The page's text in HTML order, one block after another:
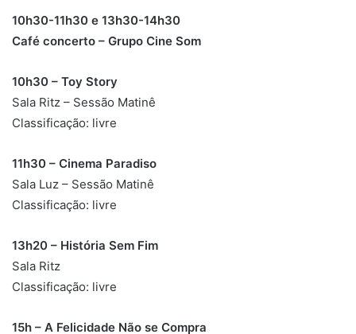
10h30-11h30 e 13h30-14h30
Café concerto – Grupo Cine Som
10h30 – Toy Story
Sala Ritz – Sessão Matinê
Classificação: livre
11h30 – Cinema Paradiso
Sala Luz – Sessão Matinê
Classificação: livre
13h20 – História Sem Fim
Sala Ritz
Classificação: livre
15h – A Felicidade Não se Compra